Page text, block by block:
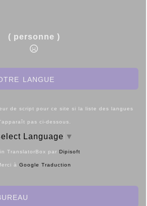
( personne )
langue
de script pour ce site si la liste des langues
pas ci-dessous.
Language ▼
TranslatorBox par Dipisoft
à Google Traduction